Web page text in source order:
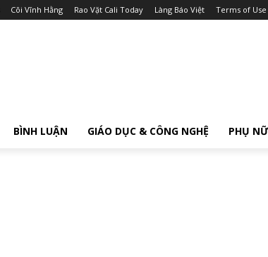
Cõi Vĩnh Hằng Rao Vặt Cali Today Làng Báo Việt Terms of Use
BÌNH LUẬN GIÁO DỤC & CÔNG NGHỆ PHỤ NỮ